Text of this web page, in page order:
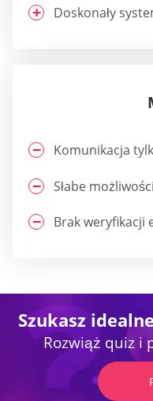
Doskonały
Komunikacja
Słabe
Brak weryfikacji
Szukasz
Rozwiąż quiz i